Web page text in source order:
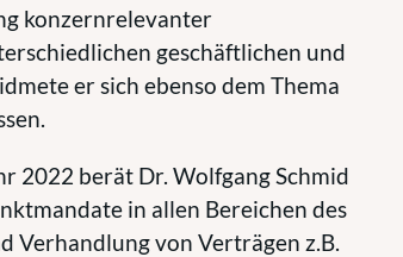
konzernrelevanter
geschäftlichen und
er sich ebenso dem Thema
2022 berät Dr. Wolfgang Schmid
in allen Bereichen des
Verhandlung von Verträgen z.B.